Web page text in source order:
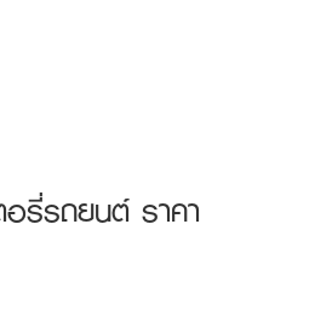
อรี่รถยนต์ ราคา